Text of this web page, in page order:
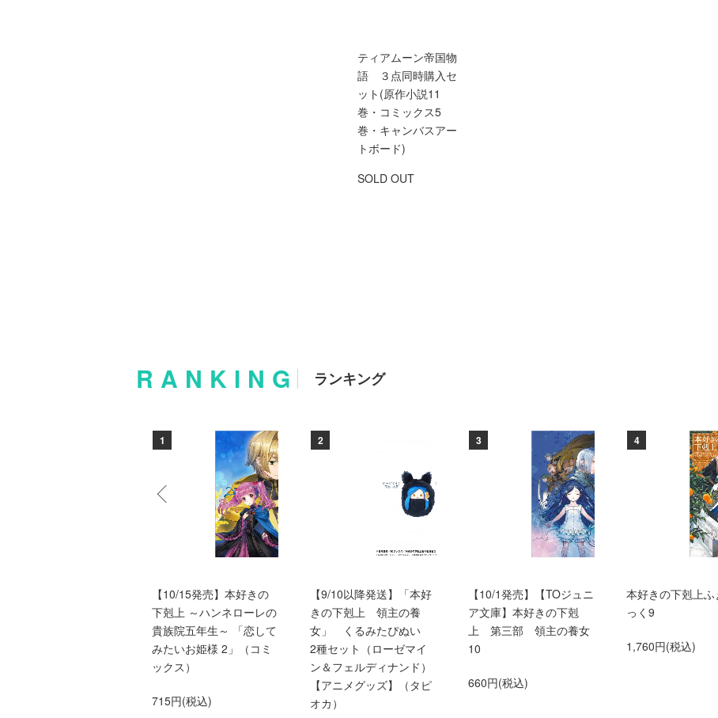
ティアムーン帝国物
語 ３点同時購入セ
ット(原作小説11
巻・コミックス5
巻・キャンバスアー
トボード)
SOLD OUT
RANKING ランキング
1
【10/15発売】本好きの
下剋上 ～ハンネローレの
貴族院五年生～ 「恋して
みたいお姫様 2」（コミ
ックス）
715円(税込)
2
【9/10以降発送】「本好
きの下剋上 領主の養
女」 くるみたぴぬい
2種セット（ローゼマイ
ン＆フェルディナンド）
【アニメグッズ】（タピ
オカ）
3
【10/1発売】【TOジュニ
ア文庫】本好きの下剋
上 第三部 領主の養女
10
660円(税込)
4
本好きの下剋上
っく9
1,760円(税込)